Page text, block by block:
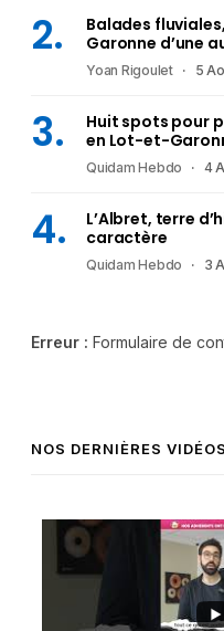
Balades
Garonne d’une
Yoan Rigoulet 5
Huit spots pour
en Lot-et-
Quidam Hebdo 4
L’Albret, terre
caractère
Quidam Hebdo 3
Erreur : Formulaire de
NOS DERNIÈRES VIDÉOS